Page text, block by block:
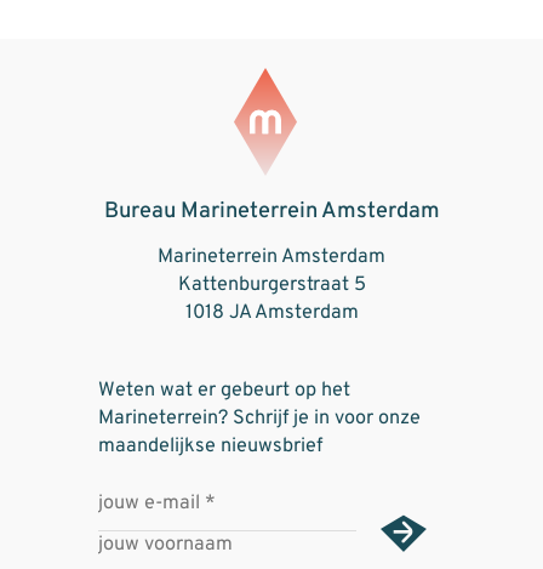
Bureau Marineterrein Amsterdam
Marineterrein Amsterdam
Kattenburgerstraat 5
1018 JA Amsterdam
Weten wat er gebeurt op het
Marineterrein? Schrijf je in voor onze
maandelijkse nieuwsbrief